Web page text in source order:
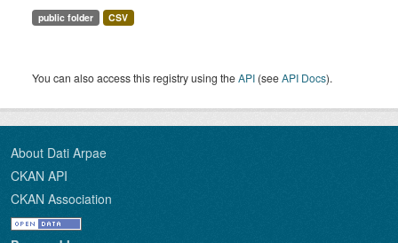
public folder CSV
You can also access this registry using theAPI (seeAPI Docs).
About Dati Arpae
CKAN API
CKAN Association